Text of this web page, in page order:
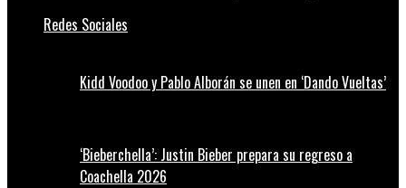
Redes Sociales
Kidd Voodoo y Pablo Alborán se unen en ‘Dando Vueltas’
‘Bieberchella’: Justin Bieber prepara su regreso a
Coachella 2026